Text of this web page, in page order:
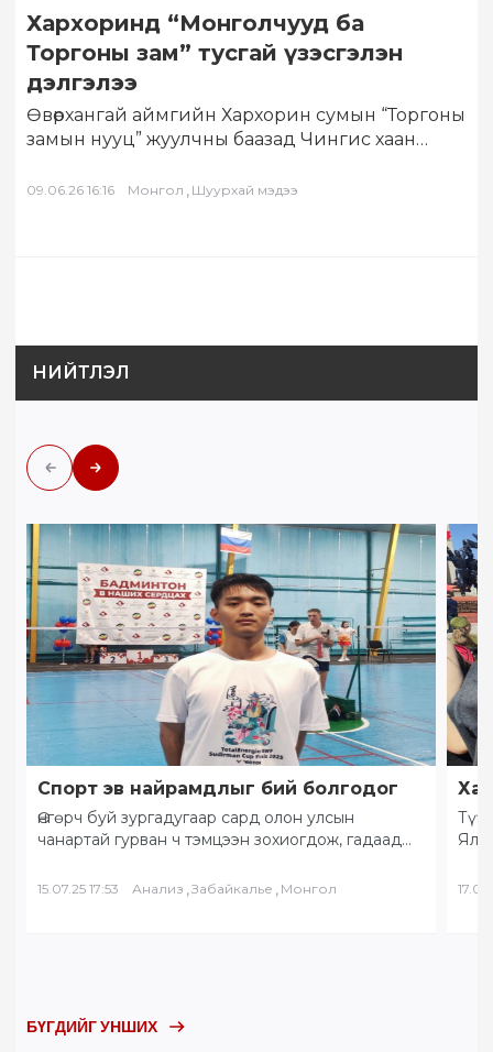
Хархоринд “Монголчууд ба
Торгоны зам” тусгай үзэсгэлэн
дэлгэлээ
Өвөрхангай аймгийн Хархорин сумын “Торгоны
замын нууц” жуулчны баазад Чингис хаан
хамтран “Монголчууд…
09.06.26 16:16 Монгол , Шуурхай мэдээ
НИЙТЛЭЛ
Спорт эв найрамдлыг бий болгодог
Өнгөрч буй зургадугаар сард олон улсын
чанартай гурван ч тэмцээн зохиогдож, гадаад
“Солнечное Забайкалье” буюу…
15.07.25 17:53 Анализ , Забайкалье , Монгол
БҮГДИЙГ УНШИХ